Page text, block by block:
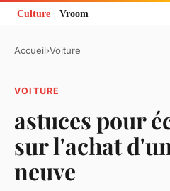
Accueil›Voiture
VOITURE
astuces pour
sur l'achat
neuve